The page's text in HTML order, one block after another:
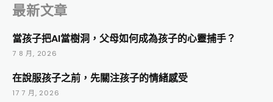
最新文章
當孩子把AI當樹洞，父母如何成為孩子的心靈捕手？
7 8 月, 2026
在說服孩子之前，先關注孩子的情緒感受
17 7 月, 2026